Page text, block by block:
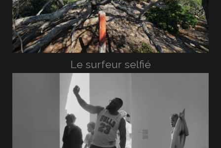
Le surfeur selfié